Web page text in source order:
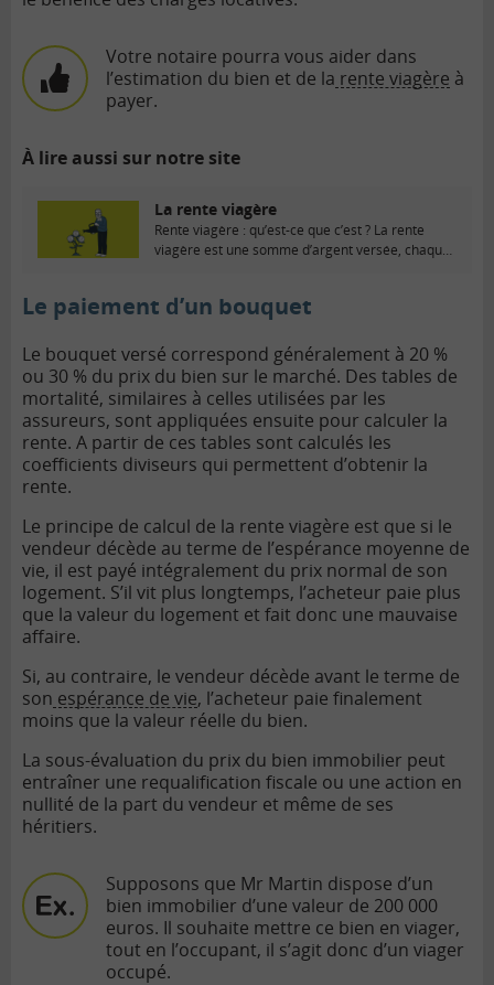
Votre notaire pourra vous aider dans
l’estimation du bien et de la rente viagère à
payer.
À lire aussi sur notre site
La rente viagère
Rente viagère : qu’est-ce que c’est ? La rente
viagère est une somme d’argent versée, chaque
Le paiement d’un bouquet
Le bouquet versé correspond généralement à 20 %
ou 30 % du prix du bien sur le marché. Des tables de
mortalité, similaires à celles utilisées par les
assureurs, sont appliquées ensuite pour calculer la
rente. A partir de ces tables sont calculés les
coefficients diviseurs qui permettent d’obtenir la
rente.
Le principe de calcul de la rente viagère est que si le
vendeur décède au terme de l’espérance moyenne de
vie, il est payé intégralement du prix normal de son
logement. S’il vit plus longtemps, l’acheteur paie plus
que la valeur du logement et fait donc une mauvaise
affaire.
Si, au contraire, le vendeur décède avant le terme de
son espérance de vie, l’acheteur paie finalement
moins que la valeur réelle du bien.
La sous-évaluation du prix du bien immobilier peut
entraîner une requalification fiscale ou une action en
nullité de la part du vendeur et même de ses
héritiers.
Supposons que Mr Martin dispose d’un
bien immobilier d’une valeur de 200 000
euros. Il souhaite mettre ce bien en viager,
tout en l’occupant, il s’agit donc d’un viager
occupé.